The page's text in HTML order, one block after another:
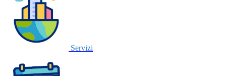
Servizi